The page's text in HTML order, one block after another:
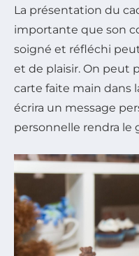
La présentation du
importante que son
soigné et réfléchi
et de plaisir. On peut
carte faite main dans
écrira un message
personnelle rendra le